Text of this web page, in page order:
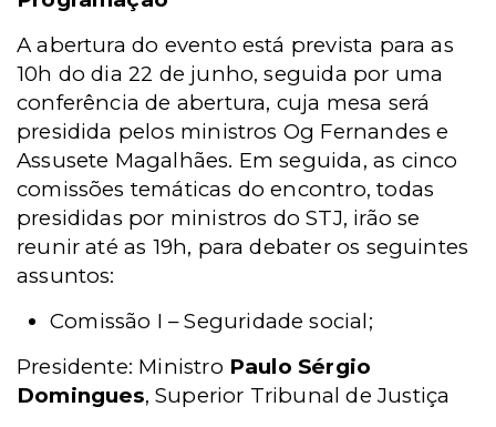
A abertura do evento está prevista para as
10h do dia 22 de junho, seguida por uma
conferência de abertura, cuja mesa será
presidida pelos ministros Og Fernandes e
Assusete Magalhães. Em seguida, as cinco
comissões temáticas do encontro, todas
presididas por ministros do STJ, irão se
reunir até as 19h, para debater os seguintes
assuntos:
Comissão I – Seguridade social;
Presidente: Ministro Paulo Sérgio
Domingues, Superior Tribunal de Justiça